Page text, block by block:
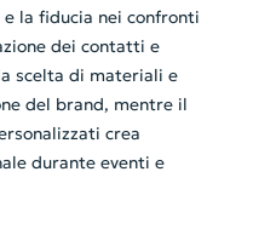
la fiducia nei confronti
dei contatti e
scelta di materiali e
del brand, mentre il
crea
durante eventi e